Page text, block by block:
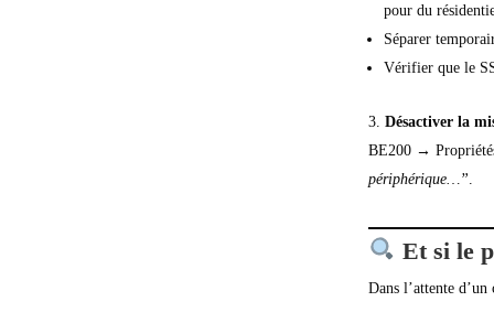
pour du
Séparer
Vérifier que le
Désactiver la
BE200 →
périphérique…”.
Et si le
Dans l’attente